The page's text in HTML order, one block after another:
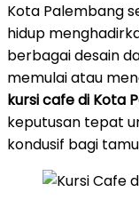
Kota Palembang
hidup
berbagai desain
memulai atau
kursi cafe di Kota
keputusan tepat
kondusif bagi